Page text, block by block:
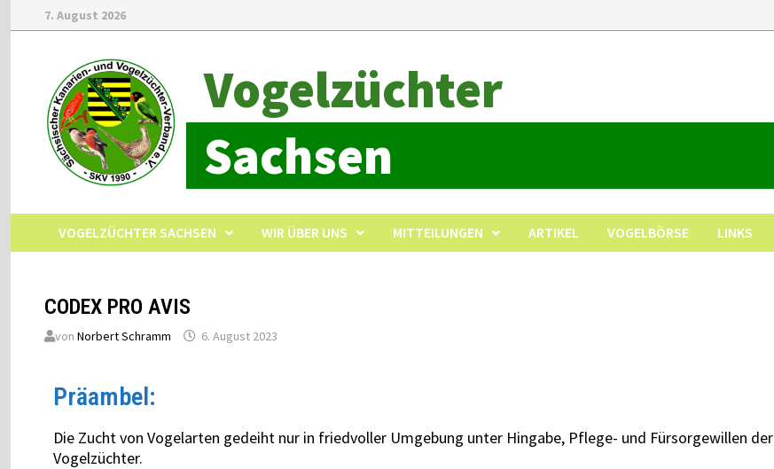
7. August 2026
Vogelzüchter
Sachsen
VOGELZÜCHTER SACHSEN WIR ÜBER UNS MITTEILUNGEN ARTIKEL VOGELBÖRSE LINKS
CODEX PRO AVIS
von Norbert Schramm 6. August 2023
Präambel:
Die Zucht von Vogelarten gedeiht nur in friedvoller Umgebung unter Hingabe, Pflege- und Fürsorgewillen der
Vogelzüchter.